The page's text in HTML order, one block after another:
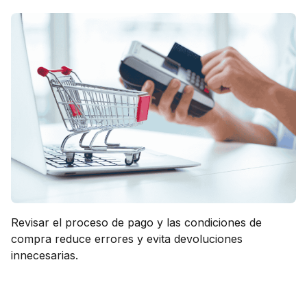
Revisar el proceso de pago y las condiciones de
compra reduce errores y evita devoluciones
innecesarias.